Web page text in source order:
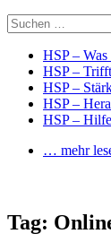
Suchen
nach:
HSP – Was
HSP –
HSP –
HSP –
HSP –
… mehr
Tag: